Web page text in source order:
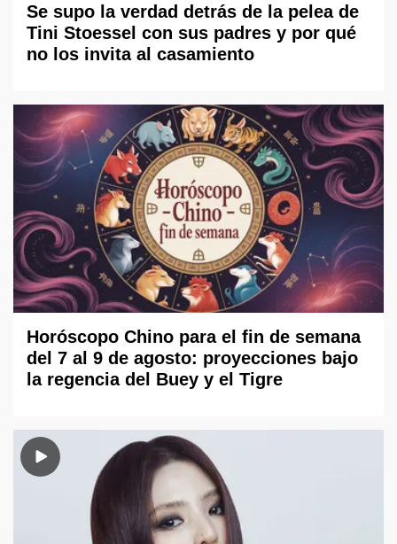
Se supo la verdad detrás de la pelea de
Tini Stoessel con sus padres y por qué
no los invita al casamiento
Horóscopo Chino para el fin de semana
del 7 al 9 de agosto: proyecciones bajo
la regencia del Buey y el Tigre